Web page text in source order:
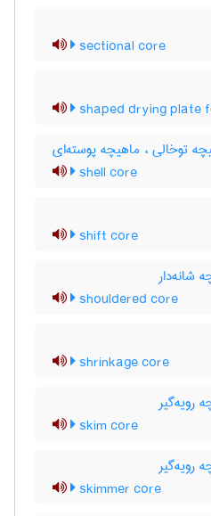
sectional core
shaped drying plate
توخالی ، ماهیچه پوسته‌ای
shell core
shift core
شانه‌دار
shouldered core
shrinkage core
رویه‌گیر
skim core
رویه‌گیر
skimmer core